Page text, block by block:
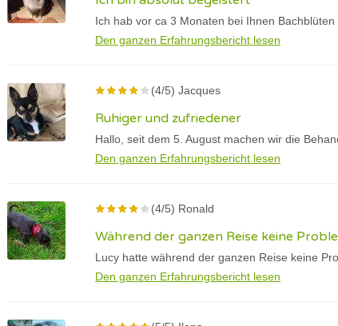
Ich hab vor ca 3 Monaten bei Ihnen
Den ganzen Erfahrungsbericht lesen
(4/5) Jacques
Ruhiger und zufriedener
Hallo, seit dem 5. August machen wir die
Den ganzen Erfahrungsbericht lesen
(4/5) Ronald
Während der ganzen Reise keine
Lucy hatte während der ganzen Reise keine
Den ganzen Erfahrungsbericht lesen